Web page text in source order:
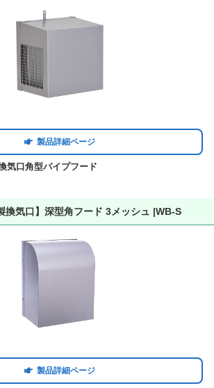
製品詳細ページ
気口角型パイプフード
換気口】深型角フード 3メッシュ |WB-S
製品詳細ページ